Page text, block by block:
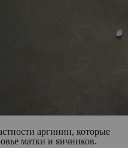
аргинин, которые
матки и яичников.